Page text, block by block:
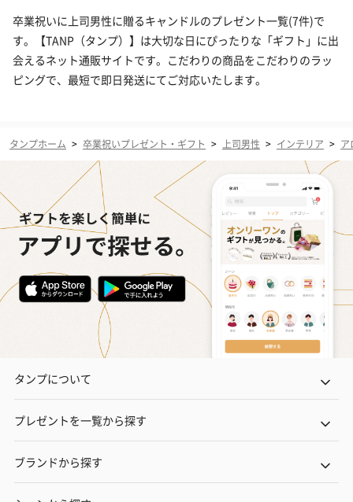
卒業祝いに上司男性に贈るキャンドルのプレゼント一覧(7件)で
す。【TANP（タンプ）】は大切な日にぴったりな「ギフト」に出
会えるネット通販サイトです。こだわりの商品をこだわりのラッ
ピングで、最短で即日発送にてご対応いたします。
タンプホーム > 卒業祝いプレゼント・ギフト > 上司男性 > インテリア > ア
タンプについて
プレゼントを一覧から探す
ブランドから探す